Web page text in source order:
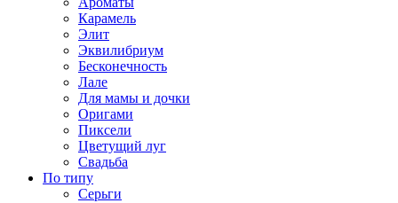
Карамель
Элит
Эквилибриум
Бесконечность
Лале
Для мамы и дочки
Оригами
Пиксели
Цветущий луг
Свадьба
По типу
Серьги